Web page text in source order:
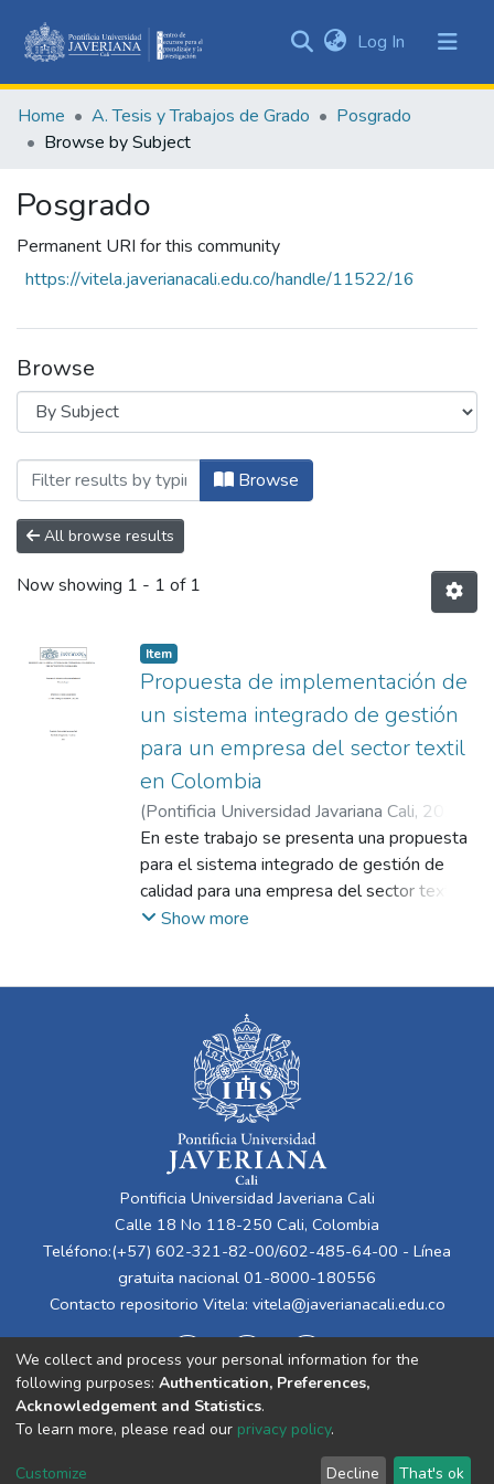
&
Collections
Log In (current)
Home A. Tesis y Trabajos de Grado
Posgrado
Browse by Subject
Posgrado
Permanent URI for this community
https://vitela.javerianacali.edu.co/handle/11522/16
Browse
Browsing Posgrado by Subject "45001"
Browse
All browse results
Now showing 1 - 1 of 1
Item
Propuesta de implementación de
un sistema integrado de gestión
para un empresa del sector textil
en Colombia
(Pontificia Universidad Javariana Cali, 2023
Correa Giraldo, Esteban;Medina Argote,
Javier;Díaz Vega, María Isabel
En este trabajo se presenta una propuesta
para el sistema integrado de gestión de
calidad para una empresa del sector textil
en Colombia, basada en las normas ISO
general es diseñar la propuesta para el
sistema integrado de gestión de calidad
que se debe implementar para la empresa
textil. Los objetivos específicos son:
determinar la situación actual de la empresa
mediante sistemas integrados de gestión;
proponer un sistema integrado de gestión
bajo los parámetros orientados por la
gerencia de operaciones; estructurar
procesos de acuerdo con la propuesta de
implementación del sistema integrado de
gestión y validar la propuesta de
implementación del sistema integrado de
gestión, comparando el antes y el después
por medio de indicadores de gestión,
herramientas financieras avanzadas y/o
esperados de este proyecto son
Show more
Pontificia Universidad Javeriana Cali
Calle 18 No 118-250 Cali, Colombia
Teléfono:(+57) 602-321-82-00/602-485-64-00 - Línea
gratuita nacional 01-8000-180556
Contacto repositorio Vitela: vitela@javerianacali.edu.co
Cookie
End User
Send
We collect and process your personal information for the
following purposes: Authentication, Preferences,
Acknowledgement and Statistics.
To learn more, please read our privacy policy.
Customize Decline That's ok